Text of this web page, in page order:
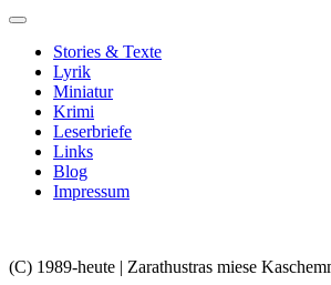
Stories & Texte
Lyrik
Miniatur
Krimi
Leserbriefe
Links
Blog
Impressum
(C) 1989-heute | Zarathustras miese